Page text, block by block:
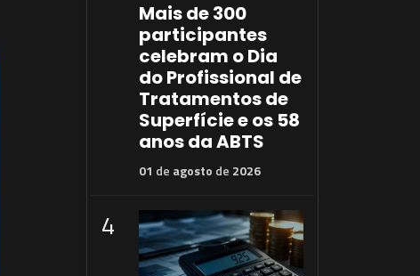
Mais de 300
participantes
celebram o Dia
do Profissional de
Tratamentos de
Superfície e os 58
anos da ABTS
01 de agosto de 2026
4